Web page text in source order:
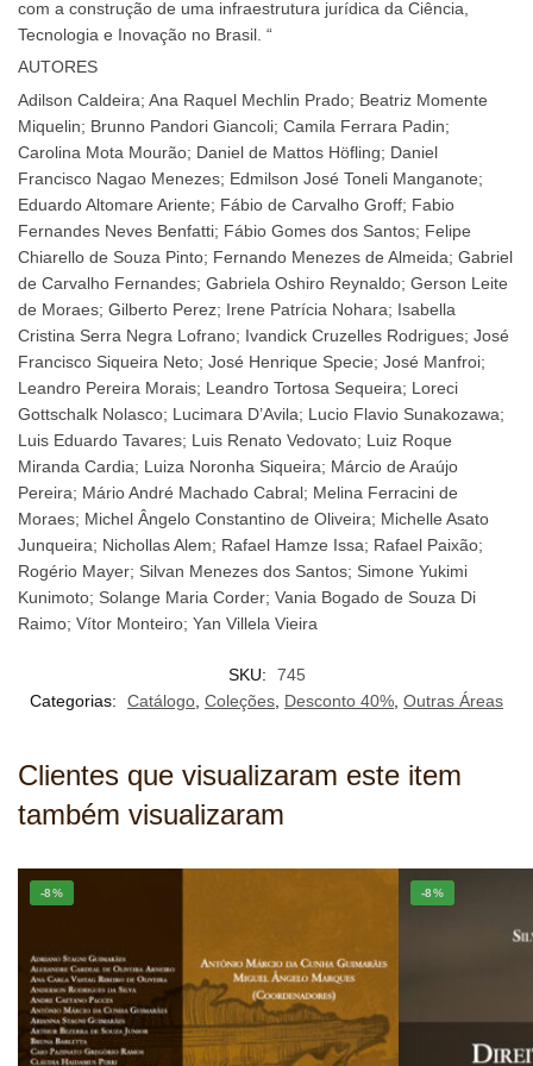
com a construção de uma infraestrutura jurídica da Ciência,
Tecnologia e Inovação no Brasil. “
AUTORES
Adilson Caldeira; Ana Raquel Mechlin Prado; Beatriz Momente
Miquelin; Brunno Pandori Giancoli; Camila Ferrara Padin;
Carolina Mota Mourão; Daniel de Mattos Höfling; Daniel
Francisco Nagao Menezes; Edmilson José Toneli Manganote;
Eduardo Altomare Ariente; Fábio de Carvalho Groff; Fabio
Fernandes Neves Benfatti; Fábio Gomes dos Santos; Felipe
Chiarello de Souza Pinto; Fernando Menezes de Almeida; Gabriel
de Carvalho Fernandes; Gabriela Oshiro Reynaldo; Gerson Leite
de Moraes; Gilberto Perez; Irene Patrícia Nohara; Isabella
Cristina Serra Negra Lofrano; Ivandick Cruzelles Rodrigues; José
Francisco Siqueira Neto; José Henrique Specie; José Manfroi;
Leandro Pereira Morais; Leandro Tortosa Sequeira; Loreci
Gottschalk Nolasco; Lucimara D’Avila; Lucio Flavio Sunakozawa;
Luis Eduardo Tavares; Luis Renato Vedovato; Luiz Roque
Miranda Cardia; Luiza Noronha Siqueira; Márcio de Araújo
Pereira; Mário André Machado Cabral; Melina Ferracini de
Moraes; Michel Ângelo Constantino de Oliveira; Michelle Asato
Junqueira; Nichollas Alem; Rafael Hamze Issa; Rafael Paixão;
Rogério Mayer; Silvan Menezes dos Santos; Simone Yukimi
Kunimoto; Solange Maria Corder; Vania Bogado de Souza Di
Raimo; Vítor Monteiro; Yan Villela Vieira
SKU:
745
Categorias:
Catálogo Coleções Desconto 40% Outras Áreas
Clientes que visualizaram este item
também visualizaram
-8% -8%